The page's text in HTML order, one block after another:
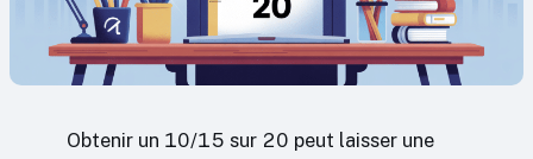
Obtenir un 10/15 sur 20 peut laisser une